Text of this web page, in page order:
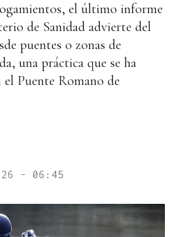
el último informe
de Sanidad advierte del
puentes o zonas de
una práctica que se ha
Puente Romano de
- 06:45